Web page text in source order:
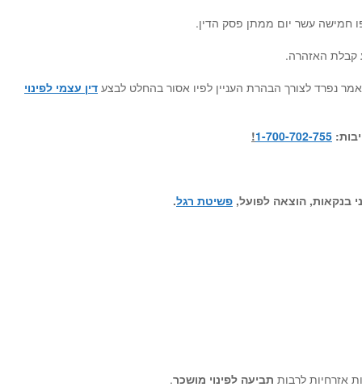
חמישה עשר יום ממתן פסק הדין.
קבלת האזהרה.
נפרד לצורך הבהרת העניין לפיו אסור בהחלט לבצע דין עצמי לפינוי
1-700-702-755
!
בנקאות, הוצאה לפועל, פשיטת רגל.
אזרחיות לרבות תביעה לפינוי מושכר.